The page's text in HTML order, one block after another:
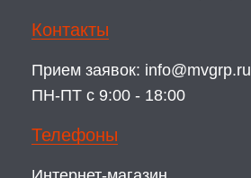
Контакты
Прием заявок: info@mvgrp.ru
ПН-ПТ с 9:00 - 18:00
Телефоны